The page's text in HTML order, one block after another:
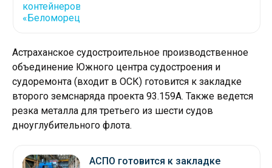
Астраханское судостроительное производственное
объединение Южного центра судостроения и
судоремонта (входит в ОСК) готовится к закладке
второго земснаряда проекта 93.159А. Также ведется
резка металла для третьего из шести судов
дноуглубительного флота.
АСПО готовится к закладке